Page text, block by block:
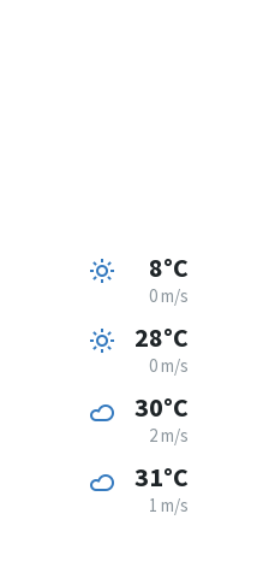
8°C
0 m/s
28°C
0 m/s
30°C
2 m/s
31°C
1 m/s